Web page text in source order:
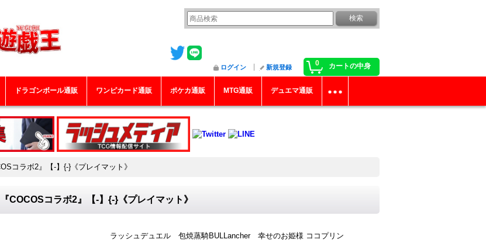
0 カートの中身
ログイン 新規登録
ドラゴンボール通販 ワンピカード通販 ポケカ通販 MTG通販 デュエマ通販
コラボ2』【-】{-}《プレイマット》
COCOSコラボ2』【-】{-}《プレイマット》
ラッシュデュエル 包焼蒸騎BULLancher 幸せのお姫様 ココプリン